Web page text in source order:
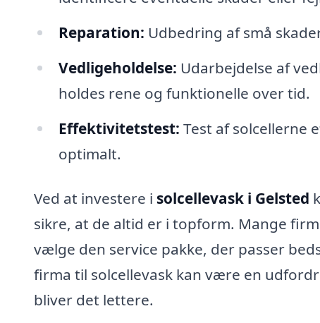
Reparation: Udbedring af små
Vedligeholdelse: Udarbejdelse af
holdes rene og funktionelle over tid.
Effektivitetstest: Test af solcellerne
optimalt.
Ved at investere i solcellevask i Gelsted
sikre, at de altid er i topform. Mange
vælge den service pakke, der passer
firma til solcellevask kan være en
bliver det lettere.